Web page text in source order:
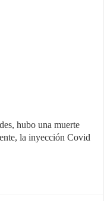
hubo una muerte
la inyección Covid